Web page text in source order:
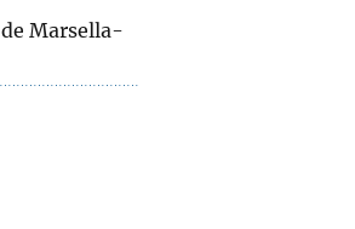
Marsella-